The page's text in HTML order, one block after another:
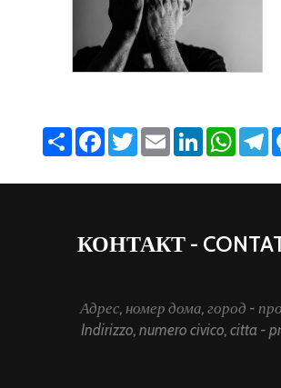
Share Facebook
TwitterEmail LinkedIn
КОНТАКТ -
Адрес, номер дома, город -
Indirizzo, numero civico, citta -